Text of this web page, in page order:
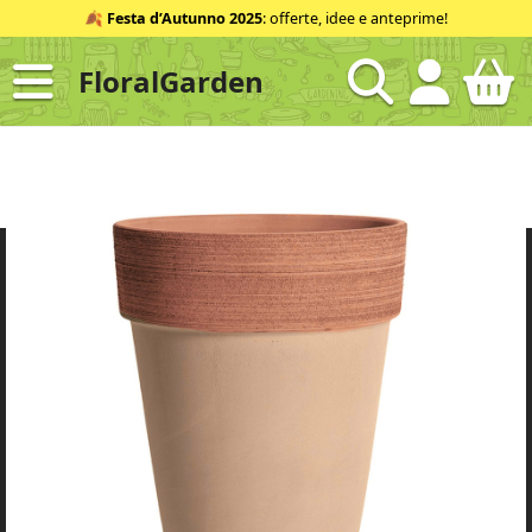
al
contenuto
ID
🍂 Festa d’Autunno 2025: offerte, idee e anteprime!
FloralGarden